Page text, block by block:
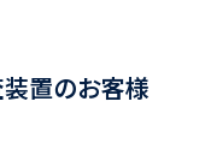
置のお客様